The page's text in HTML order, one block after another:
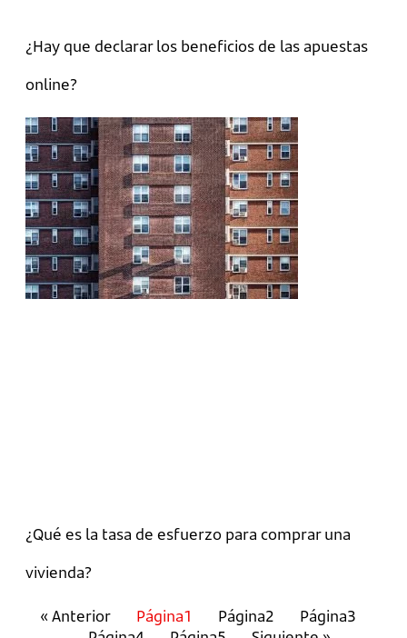
¿Hay que declarar los beneficios de las apuestas
online?
¿Qué es la tasa de esfuerzo para comprar una
vivienda?
« Anterior Página1 Página2 Página3